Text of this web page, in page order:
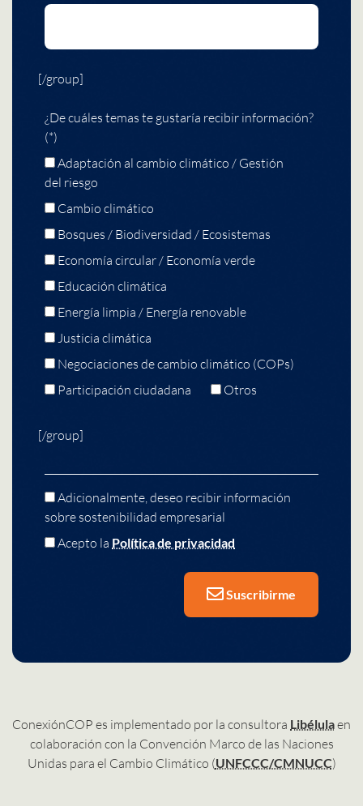
[/group]
¿De cuáles temas te gustaría recibir información?
(*)
Adaptación al cambio climático / Gestión
del riesgo
Cambio climático
Bosques / Biodiversidad / Ecosistemas
Economía circular / Economía verde
Educación climática
Energía limpia / Energía renovable
Justicia climática
Negociaciones de cambio climático (COPs)
Participación ciudadana
Otros
[/group]
Adicionalmente, deseo recibir información
sobre sostenibilidad empresarial
Acepto la Política de privacidad
Suscribirme
ConexiónCOP es implementado por la consultora Libélulaen
colaboración con la Convención Marco de las Naciones
Unidas para el Cambio Climático (UNFCCC/CMNUCC)